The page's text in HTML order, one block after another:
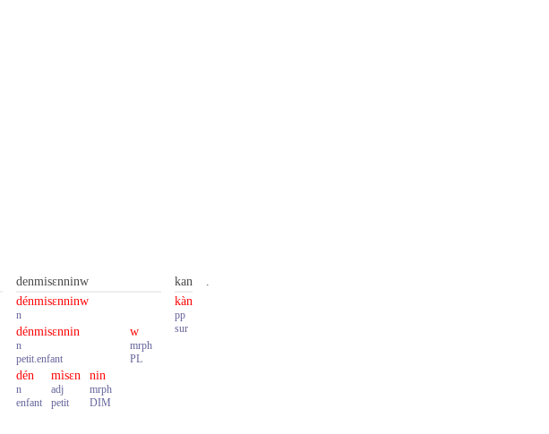
denmisɛnninw
dénmisɛnninw
n
dénmisɛnnin
n
petit.enfant
dén
n
enfant
mìsɛn
adj
petit
nin
mrph
DIM
w
mrph
PL
kan
kàn
pp
sur
.